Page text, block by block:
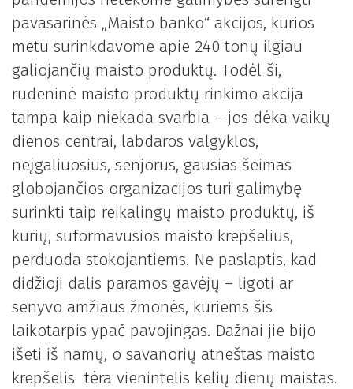
pavasarinės „Maisto banko“ akcijos, kurios
metu surinkdavome apie 240 tonų ilgiau
galiojančių maisto produktų. Todėl ši,
rudeninė maisto produktų rinkimo akcija
tampa kaip niekada svarbia – jos dėka vaikų
dienos centrai, labdaros valgyklos,
neįgaliuosius, senjorus, gausias šeimas
globojančios organizacijos turi galimybę
surinkti taip reikalingų maisto produktų, iš
kurių, suformavusios maisto krepšelius,
perduoda stokojantiems. Ne paslaptis, kad
didžioji dalis paramos gavėjų – ligoti ar
senyvo amžiaus žmonės, kuriems šis
laikotarpis ypač pavojingas. Dažnai jie bijo
išeti iš namų, o savanorių atneštas maisto
krepšelis tėra vienintelis kelių dienų maistas.